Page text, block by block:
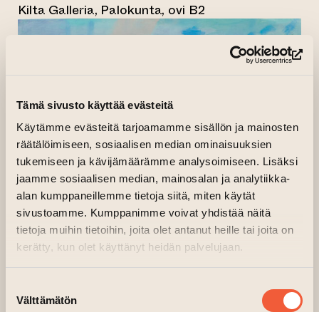
Tämä sivusto käyttää evästeitä
Käytämme evästeitä tarjoamamme sisällön ja mainosten
räätälöimiseen, sosiaalisen median ominaisuuksien
tukemiseen ja kävijämäärämme analysoimiseen. Lisäksi
jaamme sosiaalisen median, mainosalan ja analytiikka-
alan kumppaneillemme tietoja siitä, miten käytät
sivustoamme. Kumppanimme voivat yhdistää näitä
tietoja muihin tietoihin, joita olet antanut heille tai joita on
kerätty, kun olet käyttänyt heidän palvelujaan.
valinta
Välttämätön
Kilta Galleria, Palokunta, ovi B2